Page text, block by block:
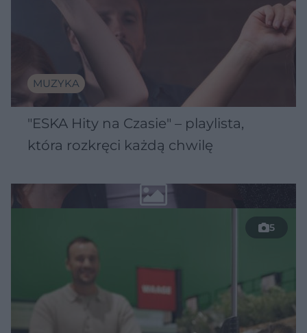
MUZYKA
"ESKA Hity na Czasie" – playlista,
która rozkręci każdą chwilę
5